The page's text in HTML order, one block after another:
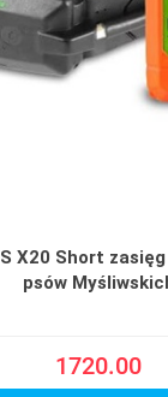
X20 Short
psów
1720.00